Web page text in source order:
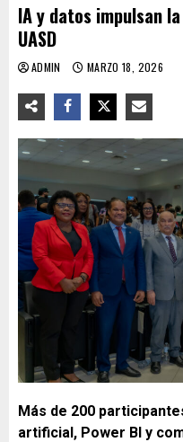
IA y datos impulsan
UASD
ADMIN MARZO 18, 2026
Más de 200
artificial, Power BI y